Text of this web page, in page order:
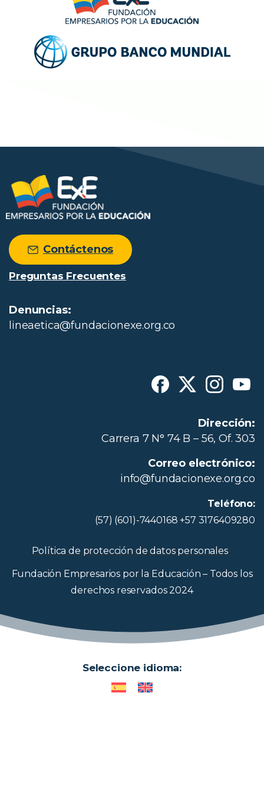
Contáctenos
Preguntas Frecuentes
Denuncias:
lineaetica@fundacionexe.org.co
Dirección:
Carrera 7 N° 74 B – 56, Of. 303
Correo electrónico:
info@fundacionexe.org.co
Teléfono:
(57) (601)-7440168 +57 3176409280
Política de protección de datos personales
Fundación Empresarios por la Educación – Todos los
derechos reservados 2024
Seleccione idioma: